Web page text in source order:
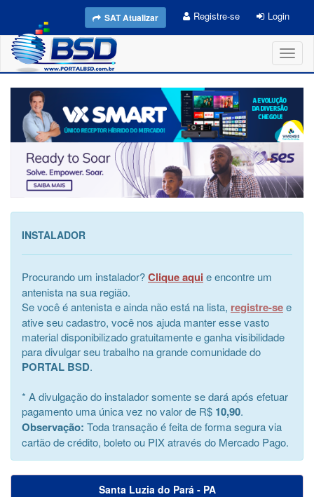
SAT Atualizar Registre-se Login
INSTALADOR
Procurando um instalador?Clique aqui e encontre um
antenista na sua região.
Se você é antenista e ainda não está na lista, registre-see
ative seu cadastro, você nos ajuda manter esse vasto
material disponibilizado gratuitamente e ganha visibilidade
para divulgar seu trabalho na grande comunidade do
PORTAL BSD.
* A divulgação do instalador somente se dará após efetuar
pagamento uma única vez no valor de R$ 10,90.
Observação: Toda transação é feita de forma segura via
cartão de crédito, boleto ou PIX através do Mercado Pago.
Santa Luzia do Pará - PA